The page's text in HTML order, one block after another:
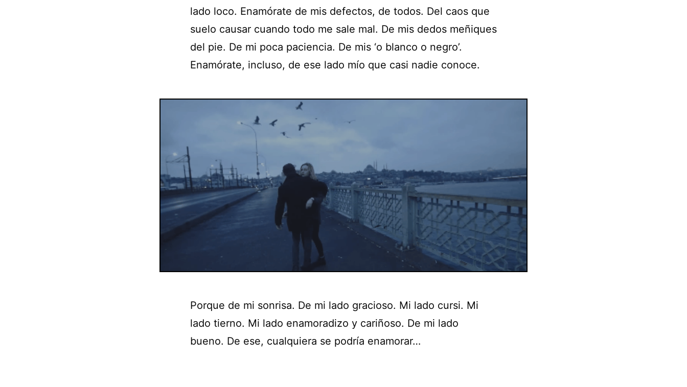
lado loco. Enamórate de mis defectos, de todos. Del caos que
suelo causar cuando todo me sale mal. De mis dedos meñiques
del pie. De mi poca paciencia. De mis ‘o blanco o negro’.
Enamórate, incluso, de ese lado mío que casi nadie conoce.
Porque de mi sonrisa. De mi lado gracioso. Mi lado cursi. Mi
lado tierno. Mi lado enamoradizo y cariñoso. De mi lado
bueno. De ese, cualquiera se podría enamorar…